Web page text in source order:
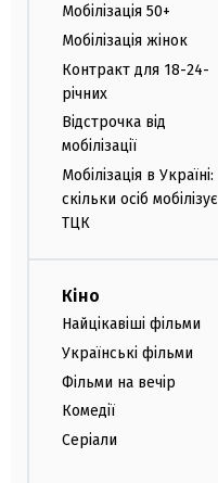
Мобілізація 50+
Мобілізація жінок
Контракт для 18-24-
річних
Відстрочка від
мобілізації
Мобілізація в Україні:
скільки осіб мобілізує
ТЦК
Кіно
Найцікавіші фільми
Українські фільми
Фільми на вечір
Комедії
Серіали